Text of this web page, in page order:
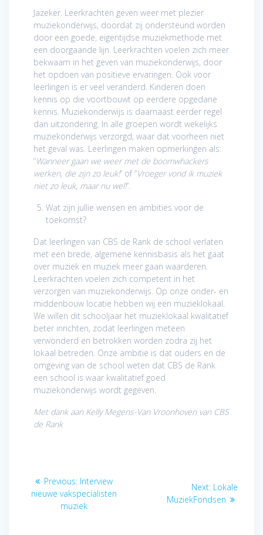
Jazeker. Leerkrachten geven weer met plezier
muziekonderwijs, doordat zij ondersteund worden
door een goede, eigentijdse muziekmethode met
een doorgaande lijn. Leerkrachten voelen zich meer
bekwaam in het geven van muziekonderwijs, door
het opdoen van positieve ervaringen. Ook voor
leerlingen is er veel veranderd. Kinderen doen
kennis op die voortbouwt op eerdere opgedane
kennis. Muziekonderwijs is daarnaast eerder regel
dan uitzondering. In alle groepen wordt wekelijks
muziekonderwijs verzorgd, waar dat voorheen niet
het geval was. Leerlingen maken opmerkingen als:
“Wanneer gaan we weer met de boomwhackers
werken, die zijn zo leuk!” of “Vroeger vond ik muziek
niet zo leuk, maar nu wel!“.
Wat zijn jullie wensen en ambities voor de
toekomst?
Dat leerlingen van CBS de Rank de school verlaten
met een brede, algemene kennisbasis als het gaat
over muziek en muziek meer gaan waarderen.
Leerkrachten voelen zich competent in het
verzorgen van muziekonderwijs. Op onze onder- en
middenbouw locatie hebben wij een muzieklokaal.
We willen dit schooljaar het muzieklokaal kwalitatief
beter inrichten, zodat leerlingen meteen
verwonderd en betrokken worden zodra zij het
lokaal betreden. Onze ambitie is dat ouders en de
omgeving van de school weten dat CBS de Rank
een school is waar kwalitatief goed
muziekonderwijs wordt gegeven.
Met dank aan Kelly Megens-Van Vroonhoven van CBS
de Rank
Post
navigation
Previous: Previous
post:
Interview
nieuwe vakspecialisten
muziek
Next: Next
post:
Lokale
MuziekFondsen